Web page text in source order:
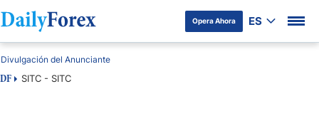
Opera Ahora ES
DF SITC - SITC
Divulgación del Anunciante